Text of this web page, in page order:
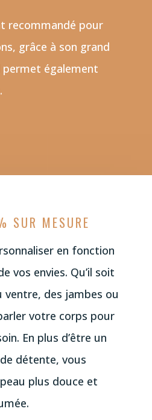
recommandé pour
grâce à son grand
également
SUR MESURE
en fonction
vos envies. Qu’il soit
ventre, des jambes ou
votre corps pour
En plus d’être un
détente, vous
plus douce et